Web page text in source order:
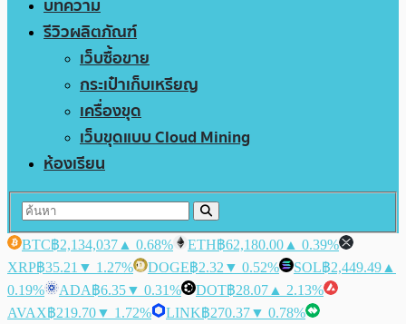
บทความ
รีวิวผลิตภัณฑ์
เว็บซื้อขาย
กระเป๋าเก็บเหรียญ
เครื่องขุด
เว็บขุดแบบ Cloud Mining
ห้องเรียน
BTC฿2,134,037 ▲ 0.68% ETH฿62,180.00 ▲ 0.39%
XRP฿35.21 ▼ 1.27% DOGE฿2.32 ▼ 0.52% SOL฿2,449.49 ▲
0.19%
ADA฿6.35▼ 0.31% DOT฿28.07 ▲ 2.13%
AVAX฿219.70▼ 1.72% LINK฿270.37▼ 0.78%